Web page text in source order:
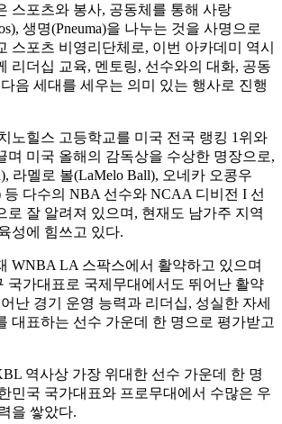
스포츠와 봉사, 공동체를 통해 사랑
생명(Pneuma)을 나누는 것을 사명으로
스포츠 비영리단체로, 이번 아카데미 역시
리더십 교육, 멘토링, 선수와의 대화, 공동
음 세대를 세우는 의미 있는 행사로 진행
노힐스 고등학교를 미국 전국 랭킹 1위와
며 미국 올해의 감독상을 수상한 명장으로,
라멜로 볼(LaMelo Ball), 오네카 오콩우
등 다수의 NBA 선수와 NCAA 디비전 I 선
로 잘 알려져 있으며, 현재도 남가주 지역
성에 힘쓰고 있다.
WNBA LA 스팍스에서 활약하고 있으며
국가대표로 국제무대에서도 뛰어난 활약
난 경기 운영 능력과 리더십, 성실한 자세
대표하는 선수 가운데 한 명으로 평가받고
역사상 가장 위대한 선수 가운데 한 명
민국 국가대표와 프로무대에서 수많은 우
을 쌓았다.